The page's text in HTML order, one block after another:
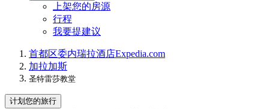
上架您的房源
行程
我要提建议
首都区委内瑞拉酒店Expedia.com
加拉加斯
圣特雷莎教堂
计划您的旅行